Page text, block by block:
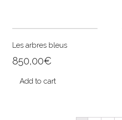
Les arbres bleus
850,00€
Add to cart